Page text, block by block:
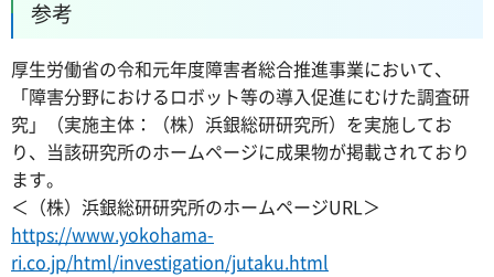
参考
厚生労働省の令和元年度障害者総合推進事業において、
「障害分野におけるロボット等の導入促進にむけた調査研
究」（実施主体：（株）浜銀総研研究所）を実施してお
り、当該研究所のホームページに成果物が掲載されており
ます。
＜（株）浜銀総研研究所のホームページURL＞
https://www.yokohama-
ri.co.jp/html/investigation/jutaku.html